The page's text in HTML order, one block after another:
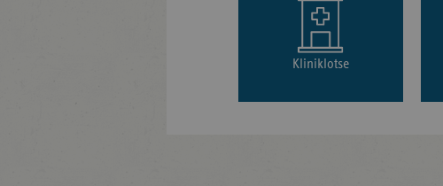
Kliniklotse